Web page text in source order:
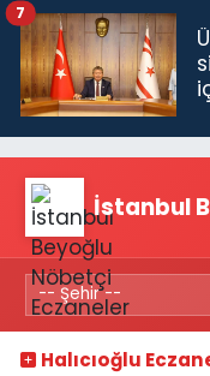
7
İstanbul
Halıcıoğlu